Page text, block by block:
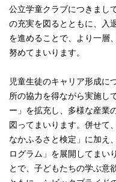
公立学童クラブにつきまし
の充実を図るとともに、入
を進めることで、より一層
努めてまいります。
児童生徒のキャリア形成に
所の協力を得ながら実施し
ー」を拡充し、多様な産業
図ってまいります。併せて
なかふるさと検定」に加え
ログラム」を展開してまい
とで、子どもたちの学ぶ意